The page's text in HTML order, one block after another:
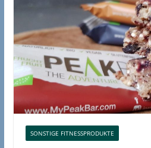
SONSTIGE FITNESSPRODUKTE